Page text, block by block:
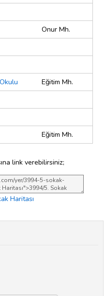
Onur Mh.
Eğitim Mh.
Eğitim Mh.
link verebilirsiniz;
Haritası